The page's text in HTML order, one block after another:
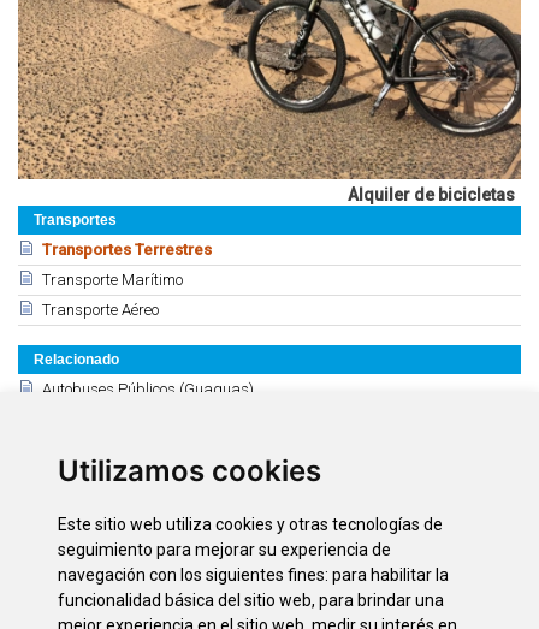
Utilizamos cookies
Este sitio web utiliza cookies y otras tecnologías de
seguimiento para mejorar su experiencia de
navegación con los siguientes fines: para habilitar la
funcionalidad básica del sitio web, para brindar una
Transportes
Transportes Terrestres
Transporte Marítimo
Transporte Aéreo
Relacionado
Autobuses Públicos (Guaguas)
Compañías de Taxi - Excursiones
Alquiler de vehículos: Información General
Alquiler de Coches - Puerto de la Cruz
Alquiler de coches - Zona Sur
Alquiler de bicicletas